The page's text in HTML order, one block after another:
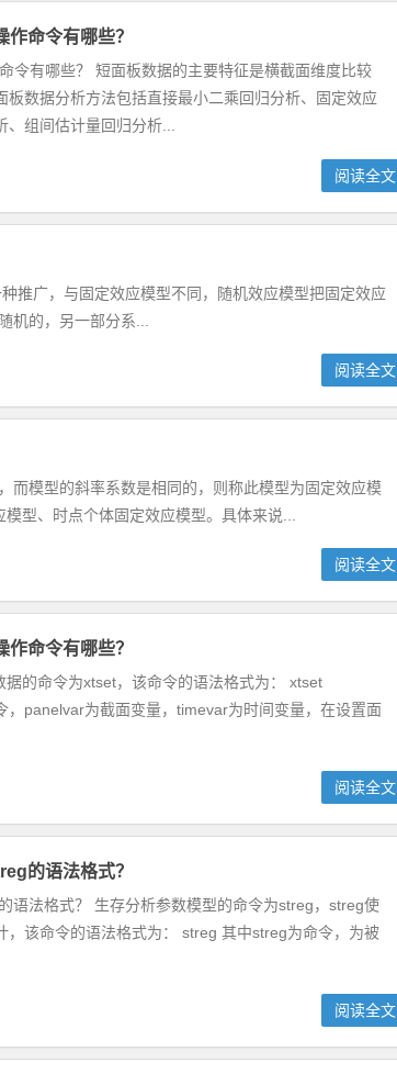
命令有哪些？
令有哪些？ 短面板数据的主要特征是横截面维度比较
板数据分析方法包括直接最小二乘回归分析、固定效应
组间估计量回归分析...
阅读全文
推广，与固定效应模型不同，随机效应模型把固定效应
机的，另一部分系...
阅读全文
而模型的斜率系数是相同的，则称此模型为固定效应模
型、时点个体固定效应模型。具体来说...
阅读全文
命令有哪些？
据的命令为xtset，该命令的语法格式为： xtset
，panelvar为截面变量，timevar为时间变量，在设置面
阅读全文
的语法格式？
语法格式？ 生存分析参数模型的命令为streg，streg使
，该命令的语法格式为： streg 其中streg为命令，为被
阅读全文